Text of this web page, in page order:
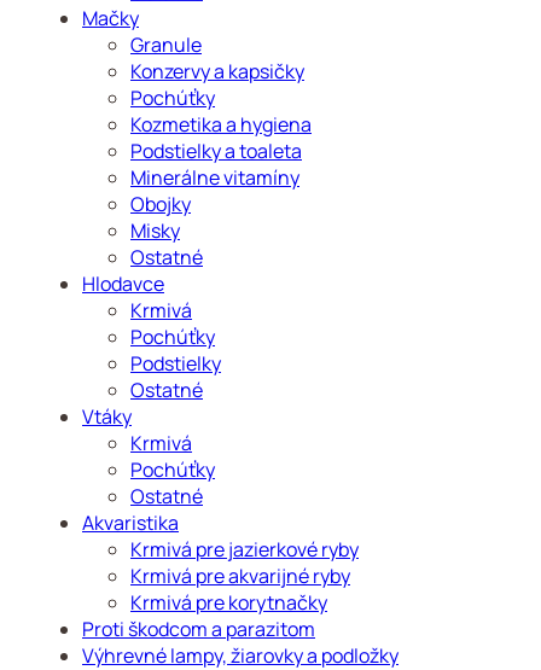
Mačky
Granule
Konzervy a kapsičky
Pochúťky
Kozmetika a hygiena
Podstielky a toaleta
Minerálne vitamíny
Obojky
Misky
Ostatné
Hlodavce
Krmivá
Pochúťky
Podstielky
Ostatné
Vtáky
Krmivá
Pochúťky
Ostatné
Akvaristika
Krmivá pre jazierkové ryby
Krmivá pre akvarijné ryby
Krmivá pre korytnačky
Proti škodcom a parazitom
Výhrevné lampy, žiarovky a podložky